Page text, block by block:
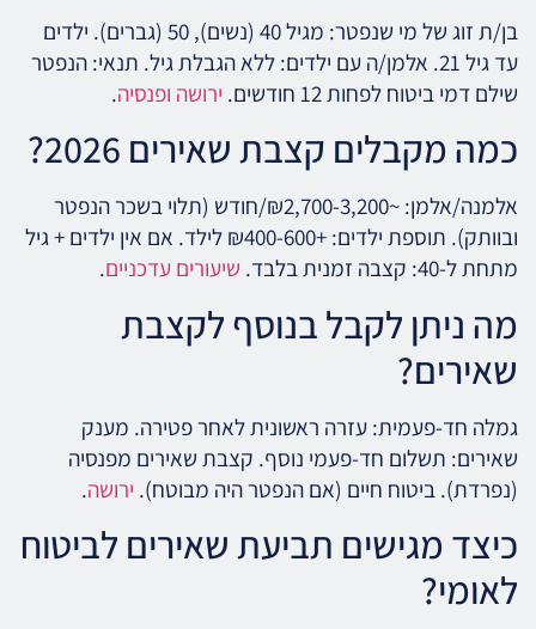
בן/ת זוג של מי שנפטר: מגיל 40 (נשים), 50 (גברים). ילדים
עד גיל 21. אלמן/ה עם ילדים: ללא הגבלת גיל. תנאי: הנפטר
שילם דמי ביטוח לפחות 12 חודשים.
ירושה ופנסיה.
כמה מקבלים קצבת שאירים 2026?
אלמנה/אלמן: ~₪2,700-3,200/חודש (תלוי בשכר הנפטר
ובוותק). תוספת ילדים: +₪400-600 לילד. אם אין ילדים + גיל
מתחת ל-40: קצבה זמנית בלבד.
שיעורים עדכניים.
מה ניתן לקבל בנוסף לקצבת
שאירים?
גמלה חד-פעמית: עזרה ראשונית לאחר פטירה. מענק
שאירים: תשלום חד-פעמי נוסף. קצבת שאירים מפנסיה
(נפרדת). ביטוח חיים (אם הנפטר היה מבוטח). ירושה.
כיצד מגישים תביעת שאירים לביטוח
לאומי?